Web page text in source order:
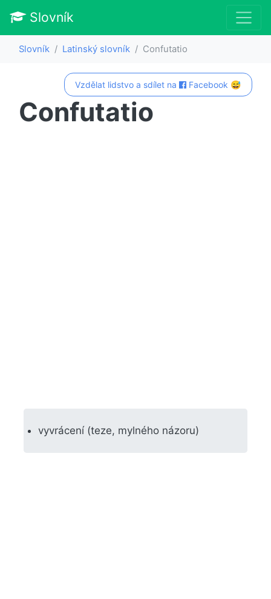
Slovník
Slovník Latinský slovník Confutatio
Vzdělat lidstvo a sdílet na Facebook 😅
Confutatio
vyvrácení (teze, mylného názoru)